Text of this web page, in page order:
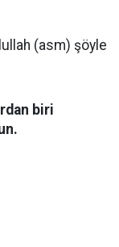
(asm) şöyle
biri